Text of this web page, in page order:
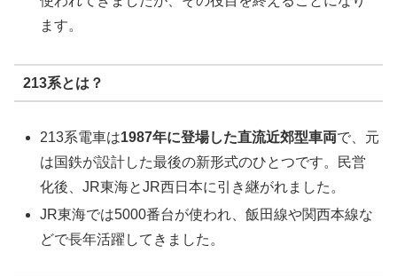
ます。
213系とは？
213系電車は1987年に登場した直流近郊型車両で、元
は国鉄が設計した最後の新形式のひとつです。民営
化後、JR東海とJR西日本に引き継がれました。
JR東海では5000番台が使われ、飯田線や関西本線な
どで長年活躍してきました。